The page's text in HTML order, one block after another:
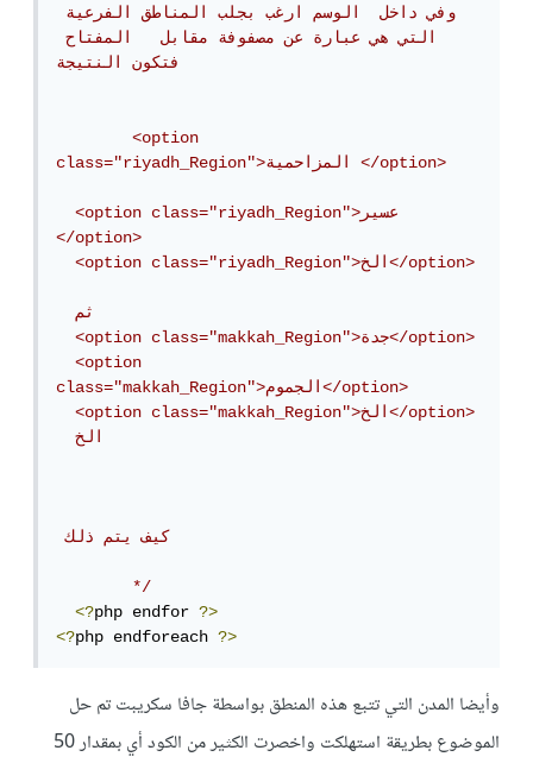
وفي داخل  الوسم ارغب بجلب المناطق الفرعية
التي هي عبارة عن مصفوفة مقابل   المفتاح
فتكون النتيجة
	<option
class="riyadh_Region">المزاحمية </option>
  <option class="riyadh_Region">عسير
</option>
  <option class="riyadh_Region">الخ</option>
  ثم
  <option class="makkah_Region">جدة</option>
  <option
class="makkah_Region">الجموم</option>
  <option class="makkah_Region">الخ</option>
  الخ
كيف يتم ذلك
	*/
<?php endfor ?>
<?php endforeach ?>
وأيضا المدن التي تتبع هذه المنطق بواسطة جافا سكريبت تم حل
الموضوع بطريقة استهلكت واخصرت الكثير من الكود أي بمقدار 50